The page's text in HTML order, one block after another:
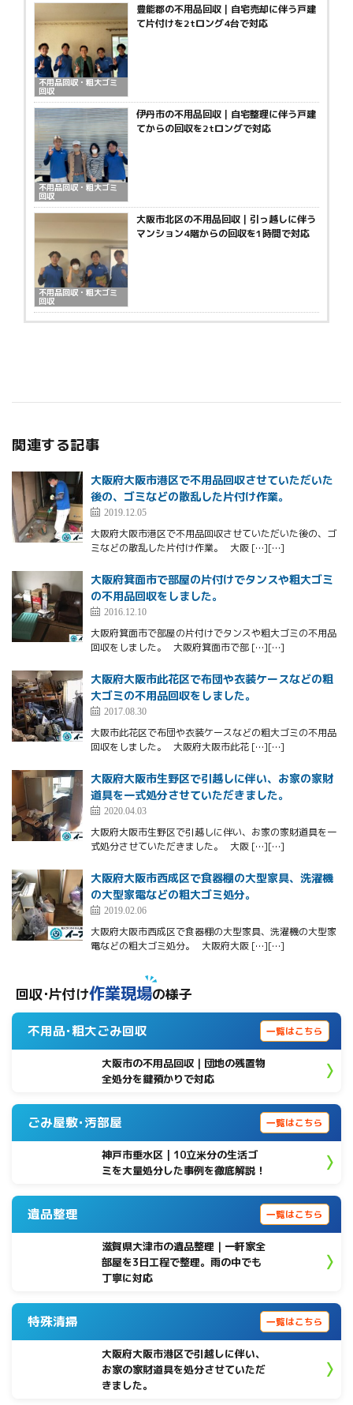
不用品回収・粗大ゴミ
回収
豊能郡の不用品回収｜自宅売却に伴う戸建
て片付けを2tロング4台で対応
不用品回収・粗大ゴミ
回収
伊丹市の不用品回収｜自宅整理に伴う戸建
てからの回収を2tロングで対応
不用品回収・粗大ゴミ
回収
大阪市北区の不用品回収｜引っ越しに伴う
マンション4階からの回収を1時間で対応
関連する記事
大阪府大阪市港区で不用品回収させていただいた
後の、ゴミなどの散乱した片付け作業。
2019.12.05
大阪府大阪市港区で不用品回収させていただいた後の、ゴ
ミなどの散乱した片付け作業。 大阪 […][…]
大阪府箕面市で部屋の片付けでタンスや粗大ゴミ
の不用品回収をしました。
2016.12.10
大阪府箕面市で部屋の片付けでタンスや粗大ゴミの不用品
回収をしました。 大阪府箕面市で部 […][…]
大阪府大阪市此花区で布団や衣装ケースなどの粗
大ゴミの不用品回収をしました。
2017.08.30
大阪市此花区で布団や衣装ケースなどの粗大ゴミの不用品
回収をしました。 大阪府大阪市此花 […][…]
大阪府大阪市生野区で引越しに伴い、お家の家財
道具を一式処分させていただきました。
2020.04.03
大阪府大阪市生野区で引越しに伴い、お家の家財道具を一
式処分させていただきました。 大阪 […][…]
大阪府大阪市西成区で食器棚の大型家具、洗濯機
の大型家電などの粗大ゴミ処分。
2019.02.06
大阪府大阪市西成区で食器棚の大型家具、洗濯機の大型家
電などの粗大ゴミ処分。 大阪府大阪 […][…]
回収･片付け作業現場の様子
不用品･粗大ごみ回収 一覧はこちら
大阪市の不用品回収｜団地の残置物
全処分を鍵預かりで対応
ごみ屋敷･汚部屋 一覧はこちら
神戸市垂水区 | 10立米分の生活ゴ
ミを大量処分した事例を徹底解説！
遺品整理 一覧はこちら
滋賀県大津市の遺品整理｜一軒家全
部屋を3日工程で整理。雨の中でも
丁寧に対応
特殊清掃 一覧はこちら
大阪府大阪市港区で引越しに伴い、
お家の家財道具を処分させていただ
きました。